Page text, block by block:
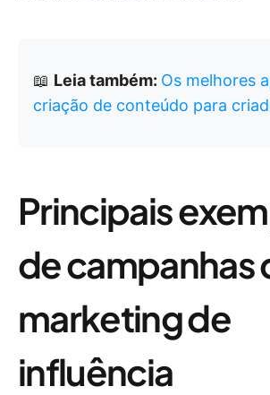
📖 Leia também: Os melhores
criação de conteúdo para
Principais
de campanhas
marketing de
influência